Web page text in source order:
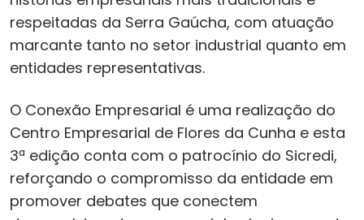
respeitadas da Serra Gaúcha, com atuação
marcante tanto no setor industrial quanto em
entidades representativas.
O Conexão Empresarial é uma realização do
Centro Empresarial de Flores da Cunha e esta
3ª edição conta com o patrocínio do Sicredi,
reforçando o compromisso da entidade em
promover debates que conectem